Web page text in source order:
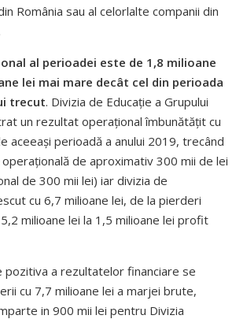
România sau al celorlalte companii din
al perioadei este de 1,8 milioane
lei mai mare decât cel din perioada
trecut. Divizia de Educație a Grupului
un rezultat operațional îmbunătățit cu
aceeași perioadă a anului 2019, trecând
de aproximativ 300 mii de lei
de 300 mii lei) iar divizia de
cu 6,7 milioane lei, de la pierderi
milioane lei la 1,5 milioane lei profit
pozitiva a rezultatelor financiare se
cu 7,7 milioane lei a marjei brute,
in 900 mii lei pentru Divizia